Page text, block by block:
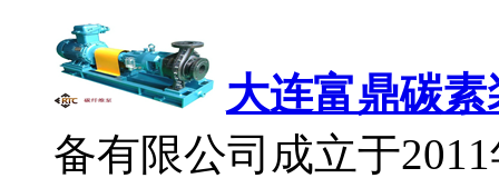
大连富鼎碳
备有限公司成立于